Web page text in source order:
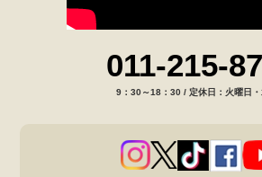
011-215-
9：30～18：30 / 定休日：火曜日・